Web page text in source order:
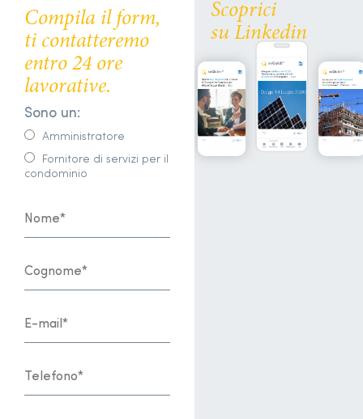
Compila il form,
ti contatteremo
entro 24 ore
lavorative.
Sono un:
Amministratore
Fornitore di servizi per il
condominio
Scoprici
su Linkedin